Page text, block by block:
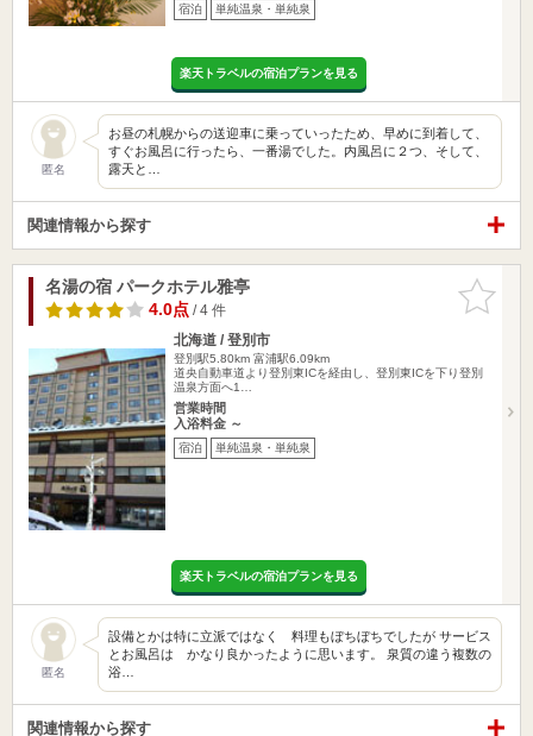
宿泊 単純温泉・単純泉
楽天トラベルの宿泊プランを見る
匿名
お昼の札幌からの送迎車に乗っていったため、早めに到着して、
すぐお風呂に行ったら、一番湯でした。内風呂に２つ、そして、
露天と…
関連情報から探す
お気に入
りに追加
名湯の宿 パークホテル雅亭
4.0点/ 4 件
北海道 / 登別市
登別駅5.80km 富浦駅6.09km
道央自動車道より登別東ICを経由し、登別東ICを下り登別
温泉方面へ1…
営業時間
入浴料金 ～
宿泊 単純温泉・単純泉
楽天トラベルの宿泊プランを見る
匿名
設備とかは特に立派ではなく 料理もぼちぼちでしたが サービス
とお風呂は かなり良かったように思います。 泉質の違う複数の
浴…
関連情報から探す